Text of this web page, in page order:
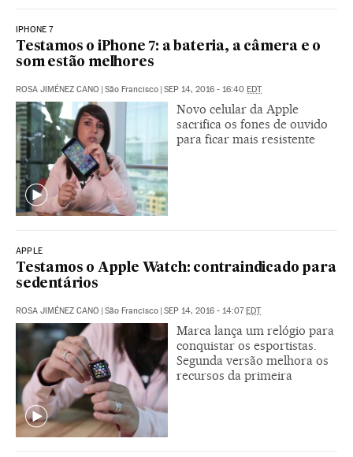
IPHONE 7
Testamos o iPhone 7: a bateria, a câmera e o
som estão melhores
ROSA JIMÉNEZ CANO | São Francisco | SEP 14, 2016 - 16:40 EDT
Novo celular da Apple
sacrifica os fones de ouvido
para ficar mais resistente
APPLE
Testamos o Apple Watch: contraindicado para
sedentários
ROSA JIMÉNEZ CANO | São Francisco | SEP 14, 2016 - 14:07EDT
Marca lança um relógio para
conquistar os esportistas.
Segunda versão melhora os
recursos da primeira